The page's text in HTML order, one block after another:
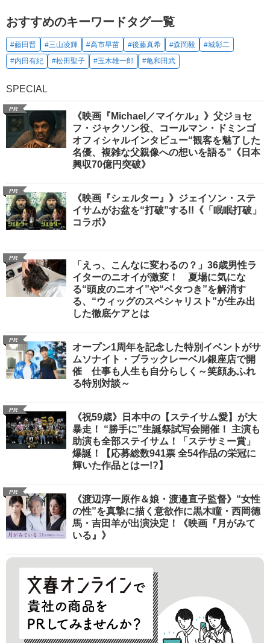
おすすめのキーワードタグ一覧
#藤田晋 #三山凌輝 #高市早苗 #後藤真希 #森岡毅
#城彰二
#内田有紀
#松田聖子 #玉木雄一郎 #亀和田武
SPECIAL
PR
《映画『Michael／マイケル』》父ジョセ
フ・ジャクソン役、コールマン・ドミンゴ
オフィシャルインタビュー“観客を魅了した
名優、複雑な父親像への想いを語る”《日本
興収70億円突破》
PR
《映画『シェルター』》ジェイソン・ステ
イサムがお盆を“打破”する!!《「眠眠打破」
コラボ》
PR
「えっ、こんなに変わるの？」36歳男性ラ
イターのニオイが激変！ 夏場に気にな
る“頭皮のニオイ”や“ベタつき”を解消す
る、“ウィッグのスペシャリスト”が生み出
した徹底ケアとは
PR
オープン1周年を記念した特別イベントがサ
ムソナイト・ブラックレーベル銀座店で開
催 仕事も人生も自分らしく～笑顔あふれ
る特別対談～
PR
《祝59歳》日本中の【ステイサム愛】が大
暴走！ “勝手に”生誕祭試写会開催！ 主演も
助演も全部ステイサム！「ステサミー賞」
爆誕！【応募総数941票 全54作品の栄冠に
輝いた作品とはー!?】
PR
《渡辺淳一原作＆娘・渡邉直子監督》“女性
の性”を真摯に描く意欲作に黒木瞳・西岡德
馬・吉田羊が出演決定！《映画『月がみて
いる』》